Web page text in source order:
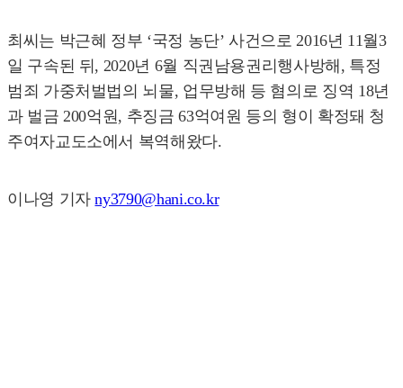
최씨는 박근혜 정부 ‘국정 농단’ 사건으로 2016년 11월3
일 구속된 뒤, 2020년 6월 직권남용권리행사방해, 특정
범죄 가중처벌법의 뇌물, 업무방해 등 혐의로 징역 18년
과 벌금 200억원, 추징금 63억여원 등의 형이 확정돼 청
주여자교도소에서 복역해왔다.
이나영 기자ny3790@hani.co.kr